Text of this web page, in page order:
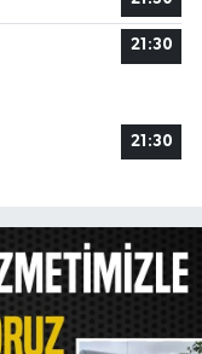
21:30
21:30